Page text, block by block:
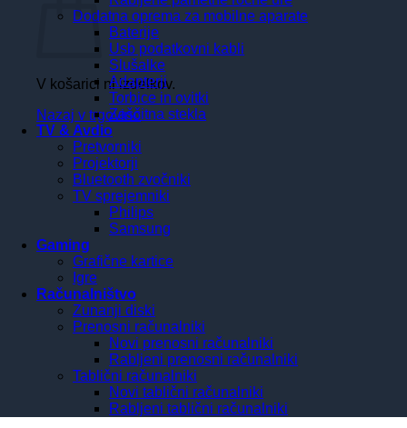
V košarici ni izdelkov.
Nazaj v trgovino
Dodatna oprema za mobilne aparate
Baterije
Usb podatkovni kabli
Slušalke
Adapterji
Torbice in ovitki
Zaščitna stekla
TV & Avdio
Pretvorniki
Projektorji
Bluetooth zvočniki
TV sprejemniki
Philips
Samsung
Gaming
Grafične kartice
Igre
Računalništvo
Zunanji diski
Prenosni računalniki
Novi prenosni računalniki
Rabljeni prenosni računalniki
Tablični računalniki
Novi tablični računalniki
Rabljeni tablični računalniki